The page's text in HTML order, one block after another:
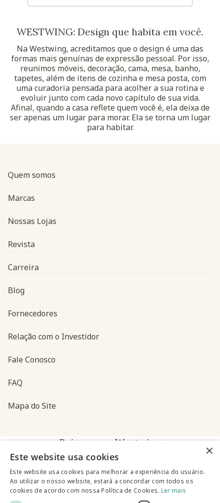
WESTWING: Design que habita em você.
Na Westwing, acreditamos que o design é uma das
formas mais genuínas de expressão pessoal. Por isso,
reunimos móveis, decoração, cama, mesa, banho,
tapetes, além de itens de cozinha e mesa posta, com
uma curadoria pensada para acolher a sua rotina e
evoluir junto com cada novo capítulo de sua vida.
Afinal, quando a casa reflete quem você é, ela deixa de
ser apenas um lugar para morar. Ela se torna um lugar
para habitar.
Navegação do rodapé
Quem somos
Marcas
Nossas Lojas
Revista
Carreira
Blog
Fornecedores
Relação com o Investidor
Fale Conosco
FAQ
Mapa do Site
Baixe o app Westwing
×
Este website usa cookies
Este website usa cookies para melhorar a experiência do usuário.
Ao utilizar o nosso website, estará a concordar com todos os
cookies de acordo com nossa Política de Cookies. Ler mais